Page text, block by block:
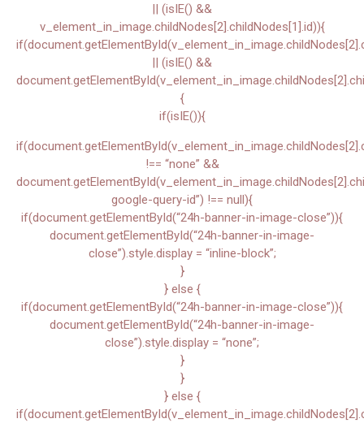
|| (isIE() &&
v_element_in_image.childNodes[2].childNodes[1].id)){
|| (isIE() &&
{
if(isIE()){
!== “none” &&
google-query-id”) !== null){
if(document.getElementById(“24h-banner-in-image-close”)){
document.getElementById(“24h-banner-in-image-
close”).style.display = “inline-block”;
}
} else {
if(document.getElementById(“24h-banner-in-image-close”)){
document.getElementById(“24h-banner-in-image-
close”).style.display = “none”;
}
}
} else {